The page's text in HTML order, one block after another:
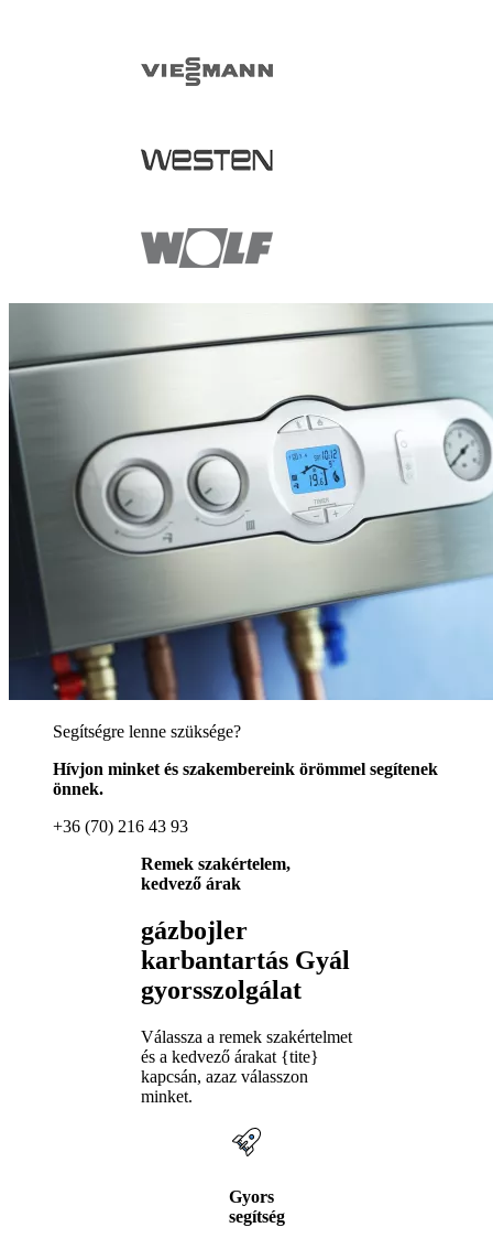
Segítségre lenne szüksége?
Hívjon minket és szakembereink örömmel segítenek
önnek.
+36 (70) 216 43 93
Remek szakértelem,
kedvező árak
gázbojler
karbantartás Gyál
gyorsszolgálat
Válassza a remek szakértelmet
és a kedvező árakat {tite}
kapcsán, azaz válasszon
minket.
Gyors
segítség